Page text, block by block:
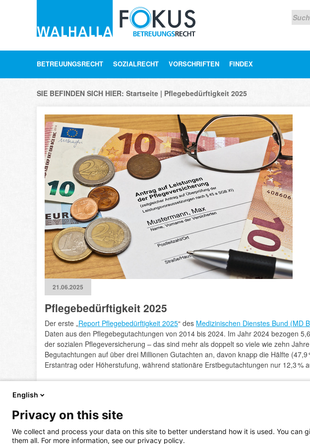
BETREUUNGSRECHT SOZIALRECHT VORSCHRIFTEN FINDEX
SIE BEFINDEN SICH HIER: Startseite Pflegebedürftigkeit 2025
21.06.2025
Pflegebedürftigkeit 2025
Der erste „Report Pflegebedürftigkeit 2025“ des Medizinischen Dienstes Bund (MD
Daten aus den Pflegebegutachtungen von 2014 bis 2024. Im Jahr 2024 bezogen
der sozialen Pflegeversicherung – das sind mehr als doppelt so viele wie zehn
Begutachtungen auf über drei Millionen Gutachten an, davon knapp die Hälfte
Erstantrag oder Höherstufung, während stationäre Erstbegutachtungen nur 12,3 %
Sechs Module der Begutachtung
selbständige Lebensführung) und zeigt, dass bei Höherstufungsanträgen vor allem
Beeinträchtigungen vorliegen. Bei Erwachsenen erhielten 82,7 % der Erstantrags-
Empfehlung – am häufigsten für geriatrische Rehabilitation (62 %) sowie Heilmittel
Präventive Empfehlungen (z. B. Sturzprophylaxe) wurden in einem von fünf
English
Privacy on this site
We collect and process your data on this site to better understand how it is used. You can
them all. For more information, see our privacy policy.